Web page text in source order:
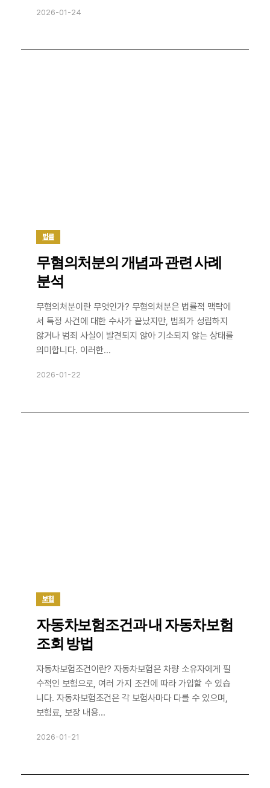
2026-01-24
법률
무혐의처분의 개념과 관련 사례
분석
무혐의처분이란 무엇인가? 무혐의처분은 법률적 맥락에
서 특정 사건에 대한 수사가 끝났지만, 범죄가 성립하지
않거나 범죄 사실이 발견되지 않아 기소되지 않는 상태를
의미합니다. 이러한...
2026-01-22
보험
자동차보험조건과 내 자동차보험
조회 방법
자동차보험조건이란? 자동차보험은 차량 소유자에게 필
수적인 보험으로, 여러 가지 조건에 따라 가입할 수 있습
니다. 자동차보험조건은 각 보험사마다 다를 수 있으며,
보험료, 보장 내용...
2026-01-21